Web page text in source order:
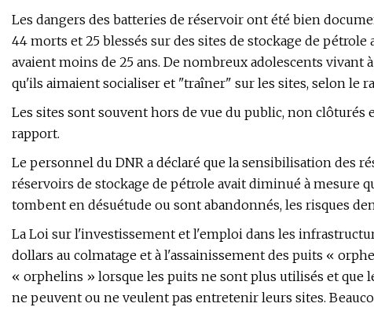
Les dangers des batteries de réservoir ont été bien
44 morts et 25 blessés sur des sites de stockage de pétrole
avaient moins de 25 ans. De nombreux adolescents
qu'ils aimaient socialiser et "traîner" sur les sites, selon le
Les sites sont souvent hors de vue du public, non
rapport.
Le personnel du DNR a déclaré que la sensibilisation des
réservoirs de stockage de pétrole avait diminué à mesure
tombent en désuétude ou sont abandonnés, les risques
La Loi sur l'investissement et l'emploi dans les
dollars au colmatage et à l'assainissement des puits «
« orphelins » lorsque les puits ne sont plus utilisés et
ne peuvent ou ne veulent pas entretenir leurs sites.